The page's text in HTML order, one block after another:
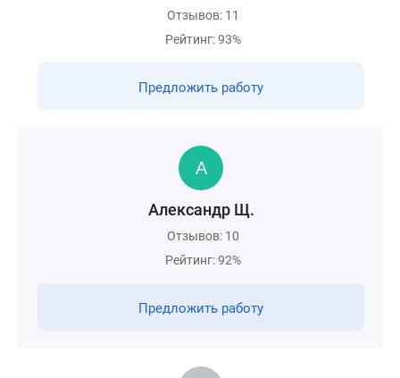
Отзывов: 11
Рейтинг: 93%
Предложить работу
Александр Щ.
Отзывов: 10
Рейтинг: 92%
Предложить работу